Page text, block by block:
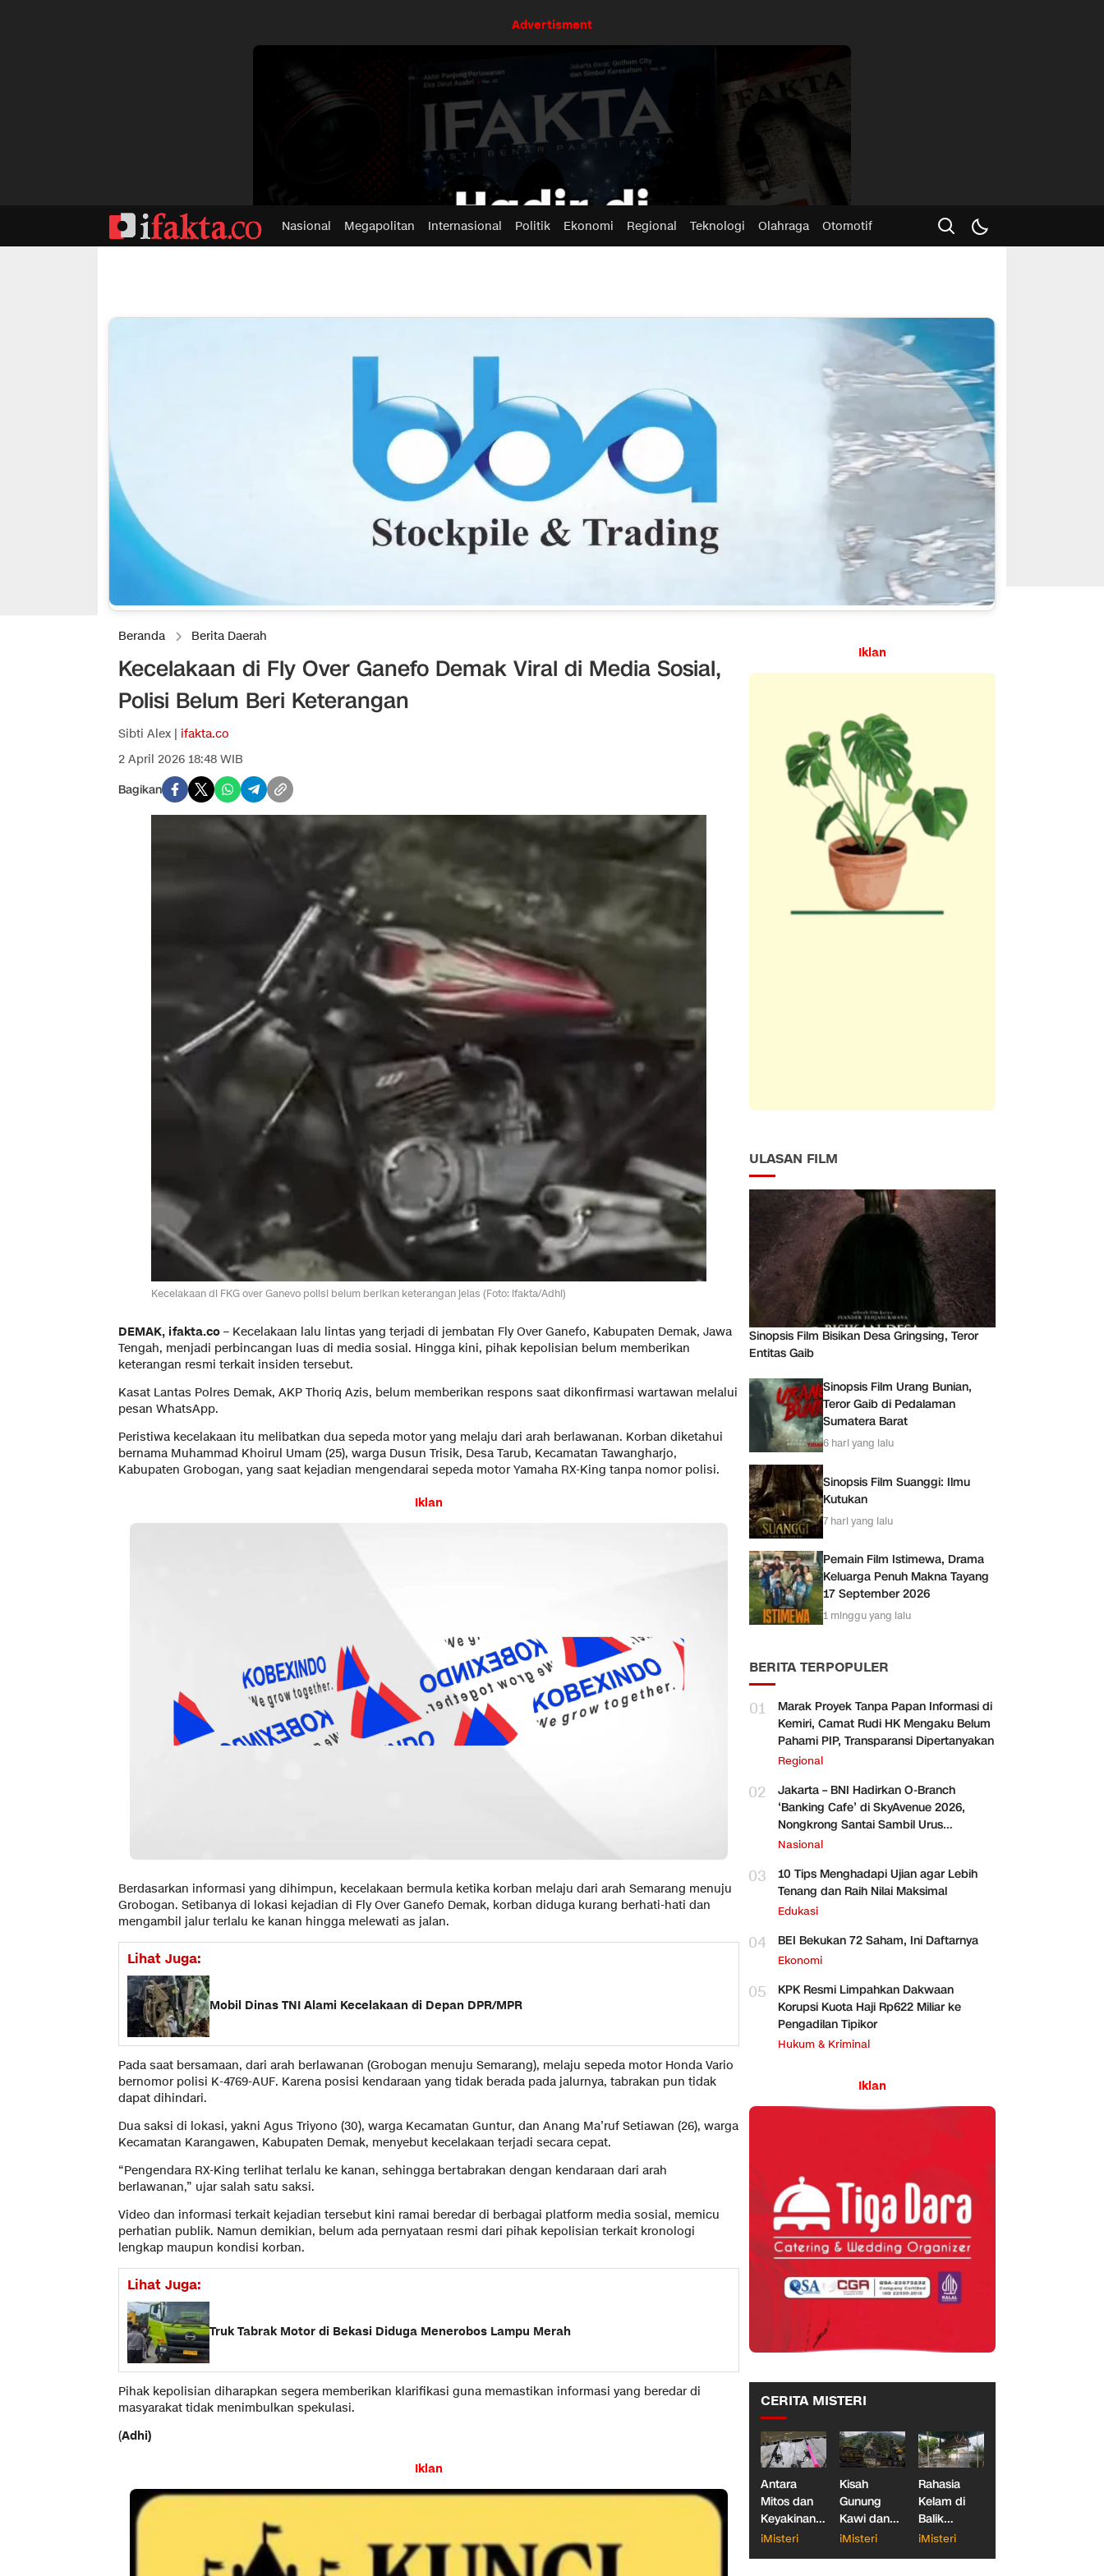
Advertisment
Nasional Megapolitan Internasional Politik Ekonomi Regional Teknologi Olahraga Otomotif
Beranda Berita Daerah
Kecelakaan di Fly Over Ganefo Demak Viral di Media Sosial,
Polisi Belum Beri Keterangan
Sibti Alex | ifakta.co
2 April 2026 18:48 WIB
Bagikan
Kecelakaan di FKG over Ganevo polisi belum berikan keterangan jelas (Foto: ifakta/Adhi)
DEMAK, ifakta.co – Kecelakaan lalu lintas yang terjadi di jembatan Fly Over Ganefo, Kabupaten Demak, Jawa
Tengah, menjadi perbincangan luas di media sosial. Hingga kini, pihak kepolisian belum memberikan
keterangan resmi terkait insiden tersebut.
Kasat Lantas Polres Demak, AKP Thoriq Azis, belum memberikan respons saat dikonfirmasi wartawan melalui
pesan WhatsApp.
Peristiwa kecelakaan itu melibatkan dua sepeda motor yang melaju dari arah berlawanan. Korban diketahui
bernama Muhammad Khoirul Umam (25), warga Dusun Trisik, Desa Tarub, Kecamatan Tawangharjo,
Kabupaten Grobogan, yang saat kejadian mengendarai sepeda motor Yamaha RX-King tanpa nomor polisi.
Iklan
Berdasarkan informasi yang dihimpun, kecelakaan bermula ketika korban melaju dari arah Semarang menuju
Grobogan. Setibanya di lokasi kejadian di Fly Over Ganefo Demak, korban diduga kurang berhati-hati dan
mengambil jalur terlalu ke kanan hingga melewati as jalan.
Lihat Juga:
Mobil Dinas TNI Alami Kecelakaan di Depan DPR/MPR
Pada saat bersamaan, dari arah berlawanan (Grobogan menuju Semarang), melaju sepeda motor Honda Vario
bernomor polisi K-4769-AUF. Karena posisi kendaraan yang tidak berada pada jalurnya, tabrakan pun tidak
dapat dihindari.
Dua saksi di lokasi, yakni Agus Triyono (30), warga Kecamatan Guntur, dan Anang Ma’ruf Setiawan (26), warga
Kecamatan Karangawen, Kabupaten Demak, menyebut kecelakaan terjadi secara cepat.
“Pengendara RX-King terlihat terlalu ke kanan, sehingga bertabrakan dengan kendaraan dari arah
berlawanan,” ujar salah satu saksi.
Video dan informasi terkait kejadian tersebut kini ramai beredar di berbagai platform media sosial, memicu
perhatian publik. Namun demikian, belum ada pernyataan resmi dari pihak kepolisian terkait kronologi
lengkap maupun kondisi korban.
Lihat Juga:
Truk Tabrak Motor di Bekasi Diduga Menerobos Lampu Merah
Pihak kepolisian diharapkan segera memberikan klarifikasi guna memastikan informasi yang beredar di
masyarakat tidak menimbulkan spekulasi.
(Adhi)
Iklan
Iklan
ULASAN FILM
Sinopsis Film Bisikan Desa Gringsing, Teror
Entitas Gaib
Sinopsis Film Urang Bunian,
Teror Gaib di Pedalaman
Sumatera Barat
6 hari yang lalu
Sinopsis Film Suanggi: Ilmu
Kutukan
7 hari yang lalu
Pemain Film Istimewa, Drama
Keluarga Penuh Makna Tayang
17 September 2026
1 minggu yang lalu
BERITA TERPOPULER
01
Marak Proyek Tanpa Papan Informasi di
Kemiri, Camat Rudi HK Mengaku Belum
Pahami PIP, Transparansi Dipertanyakan
Regional
02
Jakarta – BNI Hadirkan O-Branch
‘Banking Cafe’ di SkyAvenue 2026,
Nongkrong Santai Sambil Urus
Perbankan
Nasional
03
10 Tips Menghadapi Ujian agar Lebih
Tenang dan Raih Nilai Maksimal
Edukasi
04 BEI Bekukan 72 Saham, Ini Daftarnya
Ekonomi
05
KPK Resmi Limpahkan Dakwaan
Korupsi Kuota Haji Rp622 Miliar ke
Pengadilan Tipikor
Hukum & Kriminal
Iklan
CERITA MISTERI
Antara
Mitos dan
Keyakinan,
Ketika
iMisteri
Kisah
Gunung
Kawi dan
Dua
iMisteri
Rahasia
Kelam di
Balik
Makam
iMisteri